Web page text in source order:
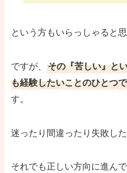
という方もいらっしゃると思
ですが、その『苦しい』と
も経験したいことのひとつ
す。
迷ったり間違ったり失敗し
それでも正しい方向に進ん